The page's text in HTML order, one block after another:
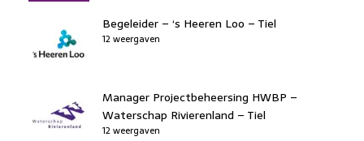
Begeleider – ‘s Heeren Loo – Tiel
12 weergaven
Manager Projectbeheersing HWBP –
Waterschap Rivierenland – Tiel
12 weergaven